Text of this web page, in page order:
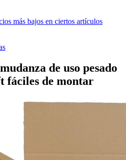
más bajos en ciertos artículos
de uso pesado
fáciles de montar